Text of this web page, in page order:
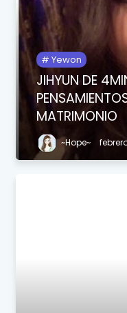
Yewon
JIHYUN DE
MATRIMONIO
~Hope~